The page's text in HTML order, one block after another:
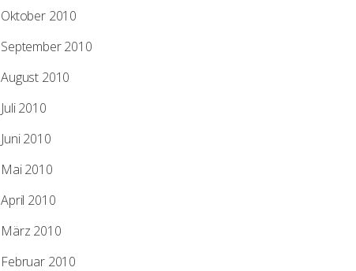
Oktober 2010
September 2010
August 2010
Juli 2010
Juni 2010
Mai 2010
April 2010
März 2010
Februar 2010